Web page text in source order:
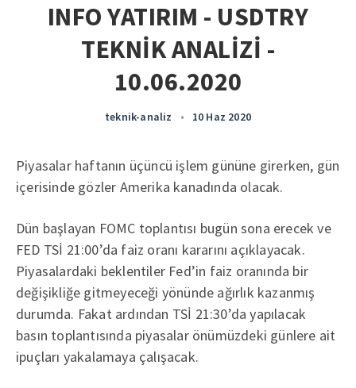
INFO YATIRIM - USDTRY
TEKNİK ANALİZİ -
10.06.2020
teknik-analiz • 10 Haz 2020
Piyasalar haftanın üçüncü işlem gününe girerken, gün
içerisinde gözler Amerika kanadında olacak.
Dün başlayan FOMC toplantısı bugün sona erecek ve
FED TSİ 21:00’da faiz oranı kararını açıklayacak.
Piyasalardaki beklentiler Fed’in faiz oranında bir
değişikliğe gitmeyeceği yönünde ağırlık kazanmış
durumda. Fakat ardından TSİ 21:30’da yapılacak
basın toplantısında piyasalar önümüzdeki günlere ait
ipuçları yakalamaya çalışacak.